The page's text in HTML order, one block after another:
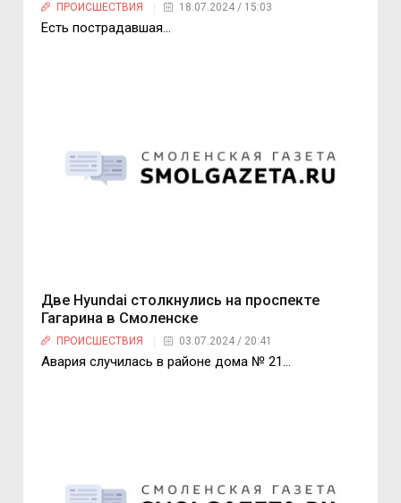
ПРОИСШЕСТВИЯ 18.07.2024 / 15:03
Есть пострадавшая…
Две Hyundai столкнулись на проспекте
Гагарина в Смоленске
ПРОИСШЕСТВИЯ 03.07.2024 / 20:41
Авария случилась в районе дома № 21…